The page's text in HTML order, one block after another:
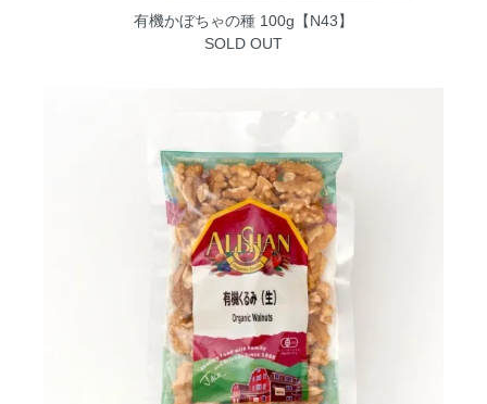
有機かぼちゃの種 100g【N43】
SOLD OUT